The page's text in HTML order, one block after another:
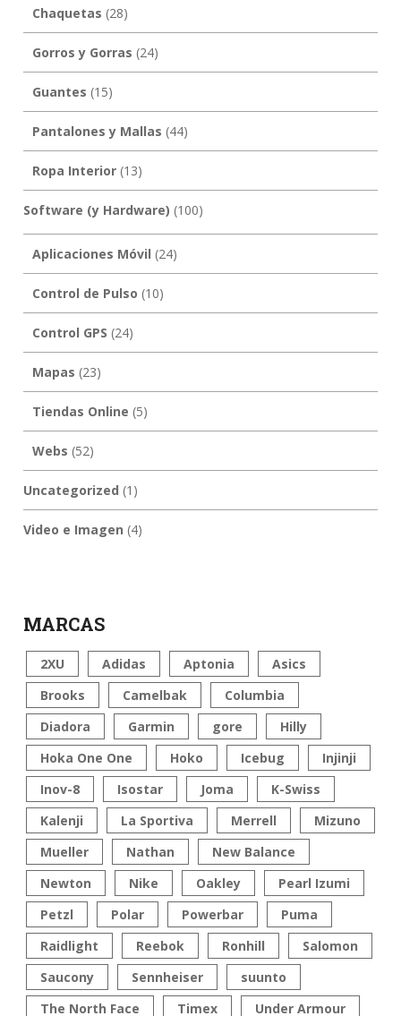
Chaquetas (28)
Gorros y Gorras (24)
Guantes (15)
Pantalones y Mallas (44)
Ropa Interior(13)
Software (y Hardware) (100)
Aplicaciones Móvil (24)
Control de Pulso (10)
Control GPS (24)
Mapas (23)
Tiendas Online (5)
Webs (52)
Uncategorized (1)
Video e Imagen (4)
MARCAS
2XU Adidas Aptonia
Asics
Brooks
Camelbak
Columbia
Diadora
Garmin gore
Hilly
Hoka One One
Hoko Icebug
Injinji
Inov-8
Isostar Joma
K-Swiss
Kalenji
La Sportiva Merrell
Mizuno
Mueller
Nathan
New Balance
Newton
Nike Oakley
Pearl Izumi
Petzl
Polar Powerbar
Puma
Raidlight
Reebok Ronhill
Salomon
Saucony
Sennheiser
suunto
The North Face
Timex Under Armour